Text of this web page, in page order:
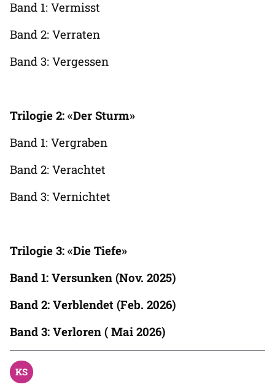
Band 1: Vermisst
Band 2: Verraten
Band 3: Vergessen
Trilogie 2: «Der Sturm»
Band 1: Vergraben
Band 2: Verachtet
Band 3: Vernichtet
Trilogie 3: «Die Tiefe»
Band 1: Versunken (Nov. 2025)
Band 2: Verblendet (Feb. 2026)
Band 3: Verloren ( Mai 2026)